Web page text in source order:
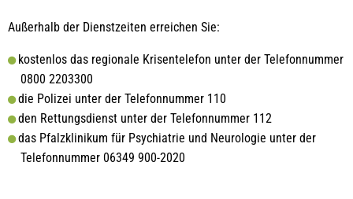
Außerhalb der Dienstzeiten erreichen Sie:
kostenlos das regionale Krisentelefon unter der Telefonnummer
0800 2203300
die Polizei unter der Telefonnummer 110
den Rettungsdienst unter der Telefonnummer 112
das Pfalzklinikum für Psychiatrie und Neurologie unter der
Telefonnummer 06349 900-2020